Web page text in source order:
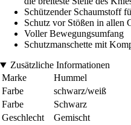
Schützender Schaumstoff
Schutz vor Stößen in allen
Voller Bewegungsumfang
Schutzmanschette mit
Zusätzliche Informationen
Marke
Hummel
Farbe
schwarz/weiß
Farbe
Schwarz
Geschlecht
Gemischt